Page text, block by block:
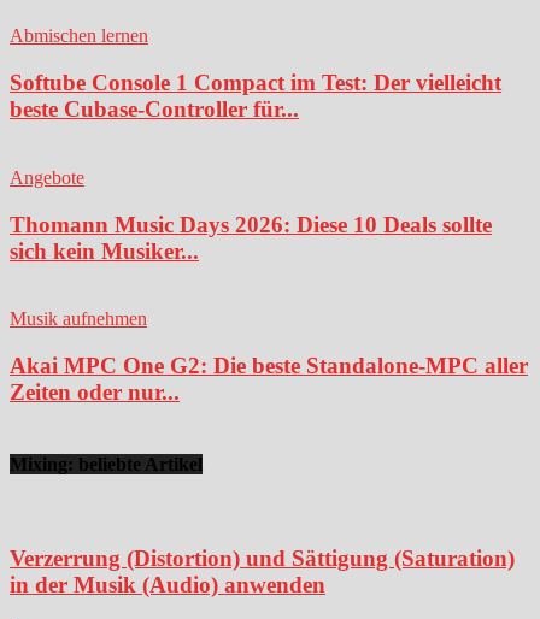
Abmischen lernen
Softube Console 1 Compact im Test: Der vielleicht
beste Cubase-Controller für...
Angebote
Thomann Music Days 2026: Diese 10 Deals sollte
sich kein Musiker...
Musik aufnehmen
Akai MPC One G2: Die beste Standalone-MPC aller
Zeiten oder nur...
Mixing: beliebte Artikel
Verzerrung (Distortion) und Sättigung (Saturation)
in der Musik (Audio) anwenden